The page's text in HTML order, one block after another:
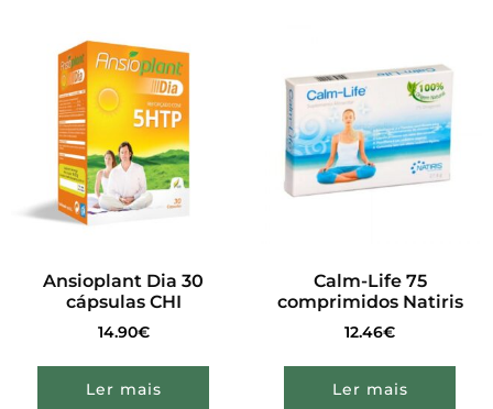
Ansioplant Dia 30
cápsulas CHI
14.90€
Ler mais
Calm-Life 75
comprimidos Natiris
12.46€
Ler mais